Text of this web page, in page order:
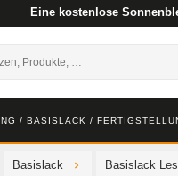
Eine kostenlose
/ BASISLACK /
Basislack Basislack